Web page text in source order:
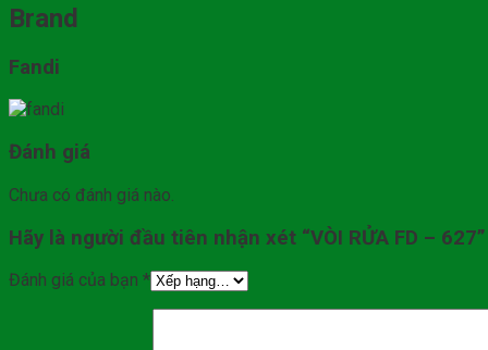
Brand
Fandi
Đánh giá
Chưa có đánh giá nào.
Hãy là người đầu tiên nhận xét “VÒI RỬA FD – 627”
Đánh giá của bạn *